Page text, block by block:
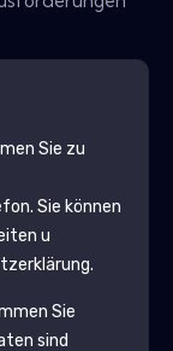
Sie zu
Sie können
u
Sie
sind